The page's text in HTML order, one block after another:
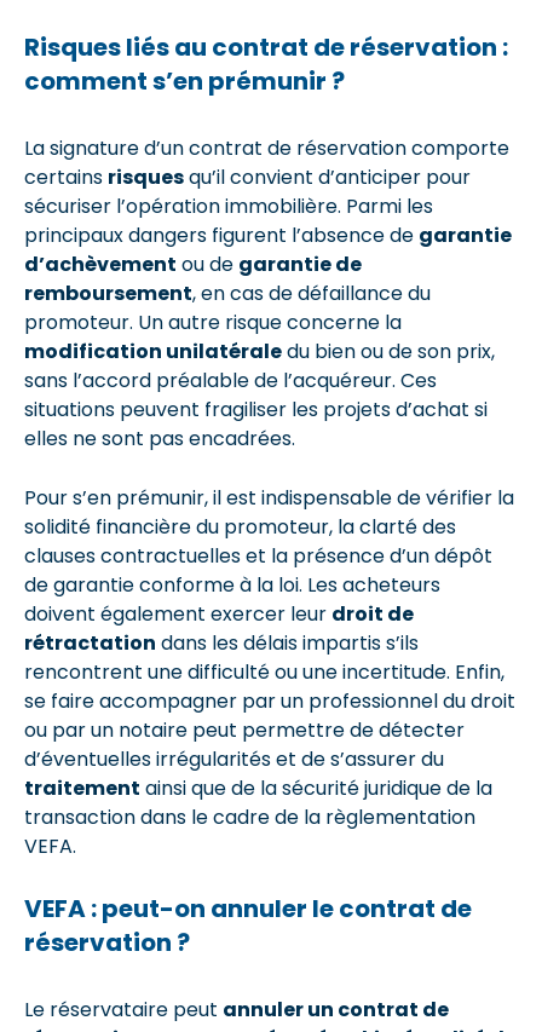
Risques liés au contrat de réservation :
comment s’en prémunir ?
La signature d’un contrat de réservation comporte
certains risquesqu’il convient d’anticiper pour
sécuriser l’opération immobilière. Parmi les
principaux dangers figurent l’absence de garantie
d’achèvement ou de garantie de
remboursement, en cas de défaillance du
promoteur. Un autre risque concerne la
modification unilatéraledu bien ou de son prix,
sans l’accord préalable de l’acquéreur. Ces
situations peuvent fragiliser les projets d’achat si
elles ne sont pas encadrées.
Pour s’en prémunir, il est indispensable de vérifier la
solidité financière du promoteur, la clarté des
clauses contractuelles et la présence d’un dépôt
de garantie conforme à la loi. Les acheteurs
doivent également exercer leur droit de
rétractation dans les délais impartis s’ils
rencontrent une difficulté ou une incertitude. Enfin,
se faire accompagner par un professionnel du droit
ou par un notaire peut permettre de détecter
d’éventuelles irrégularités et de s’assurer du
traitement ainsi que de la sécurité juridique de la
transaction dans le cadre de la règlementation
VEFA.
VEFA : peut-on annuler le contrat de
réservation ?
Le réservataire peut annuler un contrat de